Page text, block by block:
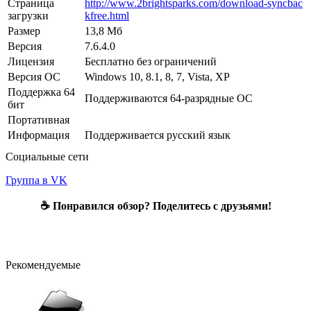
Страница
загрузки
http://www.2brightsparks.com/download-syncbac
kfree.html
Размер
13,8 Мб
Версия
7.6.4.0
Лицензия
Бесплатно без ограничений
Версия ОС
Windows 10, 8.1, 8, 7, Vista, XP
Поддержка 64
бит
Поддерживаются 64-разрядные ОС
Портативная
Информация
Поддерживается русский язык
Социальные сети
Группа в VK
☕ Понравился обзор? Поделитесь с друзьями!
Рекомендуемые